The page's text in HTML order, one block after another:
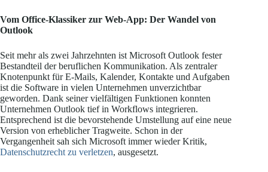
Vom Office-Klassiker zur Web-App: Der Wandel von
Outlook
Seit mehr als zwei Jahrzehnten ist Microsoft Outlook fester
Bestandteil der beruflichen Kommunikation. Als zentraler
Knotenpunkt für E-Mails, Kalender, Kontakte und Aufgaben
ist die Software in vielen Unternehmen unverzichtbar
geworden. Dank seiner vielfältigen Funktionen konnten
Unternehmen Outlook tief in Workflows integrieren.
Entsprechend ist die bevorstehende Umstellung auf eine neue
Version von erheblicher Tragweite. Schon in der
Vergangenheit sah sich Microsoft immer wieder Kritik,
Datenschutzrecht zu verletzen, ausgesetzt.